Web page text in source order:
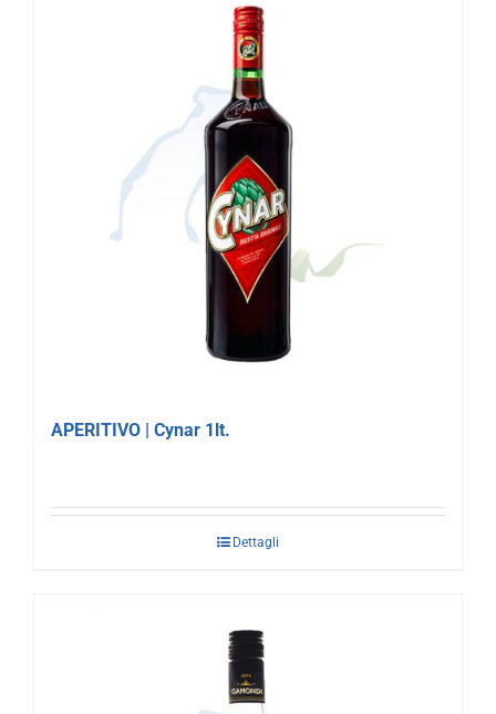
APERITIVO | Cynar 1lt.
Dettagli